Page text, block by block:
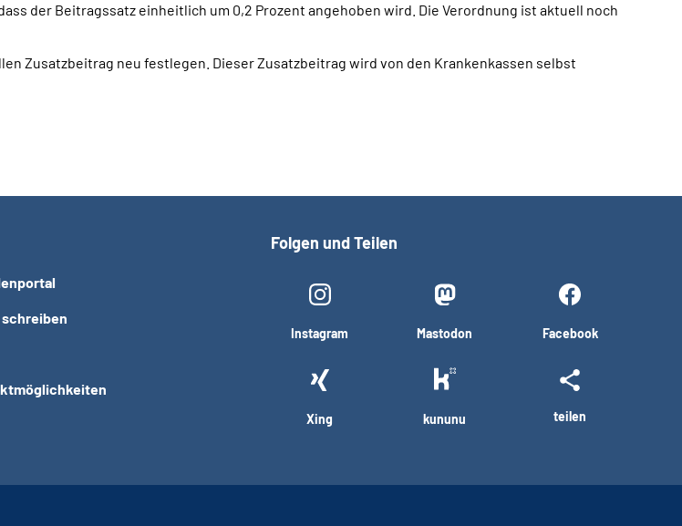
der Beitragssatz einheitlich um 0,2 Prozent angehoben wird. Die Verordnung ist aktuell noch
Zusatzbeitrag neu festlegen. Dieser Zusatzbeitrag wird von den Krankenkassen selbst
Folgen und Teilen
Instagram Mastodon Facebook
Xing kununu teilen